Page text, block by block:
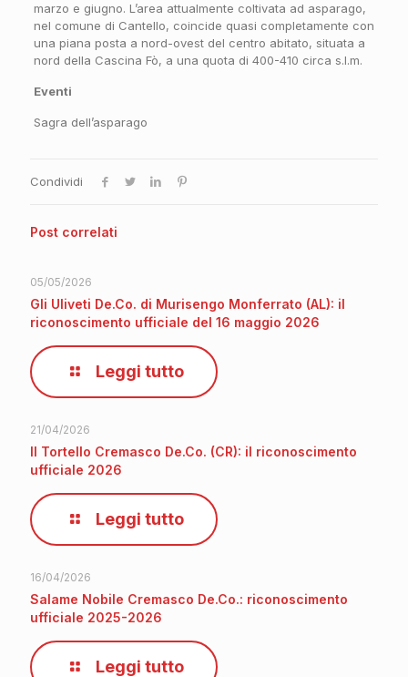
marzo e giugno. L’area attualmente coltivata ad asparago,
nel comune di Cantello, coincide quasi completamente con
una piana posta a nord-ovest del centro abitato, situata a
nord della Cascina Fò, a una quota di 400-410 circa s.l.m.
Eventi
Sagra dell’asparago
Condividi
Post correlati
05/05/2026
Gli Uliveti De.Co. di Murisengo Monferrato (AL): il
riconoscimento ufficiale del 16 maggio 2026
Leggi tutto
21/04/2026
Il Tortello Cremasco De.Co. (CR): il riconoscimento
ufficiale 2026
Leggi tutto
16/04/2026
Salame Nobile Cremasco De.Co.: riconoscimento
ufficiale 2025-2026
Leggi tutto